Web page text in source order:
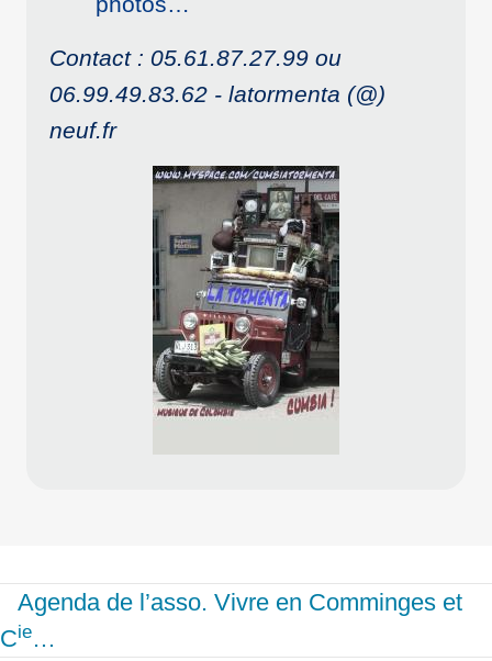
Contact : 05.61.87.27.99 ou
06.99.49.83.62 - latormenta (@)
neuf.fr
Agenda de l’asso. Vivre en Comminges et
Cie…